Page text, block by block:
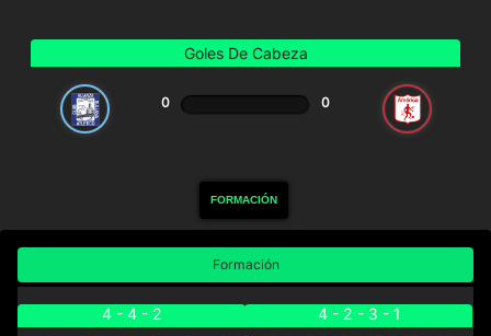
Goles De Cabeza
0 0
FORMACIÓN
Formación
4 - 4 - 2 4 - 2 - 3 - 1